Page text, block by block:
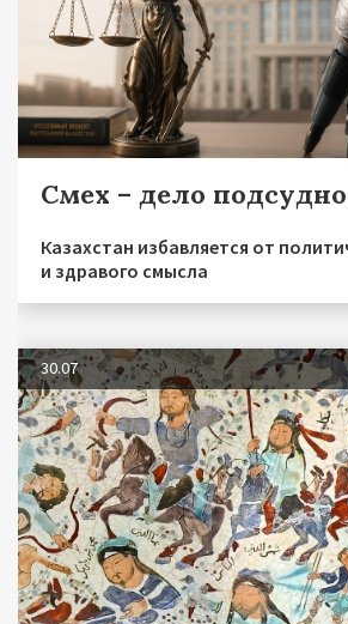
Смех – дело
Казахстан избавляется от
и здравого смысла
30.07